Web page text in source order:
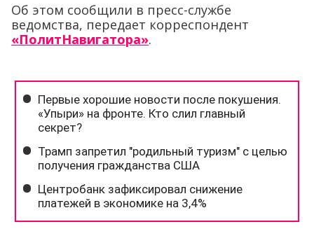
Об этом сообщили в пресс-службе
ведомства, передает корреспондент
«ПолитНавигатора».